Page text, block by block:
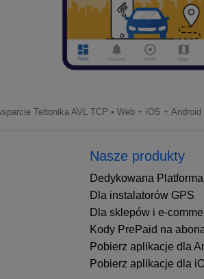
Teltonika AVL TCP • Web + iOS +
Nasze produkty
Dedykowana
Dla instalatorów GPS
Dla sklepów i e-
Kody PrePaid na
Pobierz aplikacje dla
Pobierz aplikacje dla